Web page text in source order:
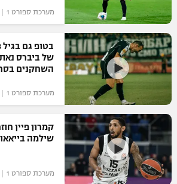
לוח דרושים – ג'ובנט
תגיות
המגזין
מערכת ספורט 1 | לפני 4 חודשים
של ביברס
השחקנים
מערכת ספורט 1 | לפני 5 חודשים
שילמה
מערכת ספורט 1 | לפני 6 חודשים